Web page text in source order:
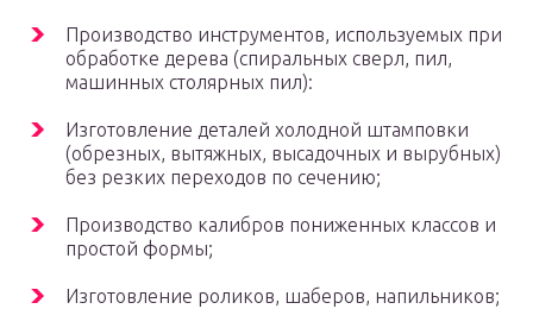
Производство инструментов, используемых при
обработке дерева (спиральных сверл, пил,
машинных столярных пил):
Изготовление деталей холодной штамповки
(обрезных, вытяжных, высадочных и вырубных)
без резких переходов по сечению;
Производство калибров пониженных классов и
простой формы;
Изготовление роликов, шаберов, напильников;